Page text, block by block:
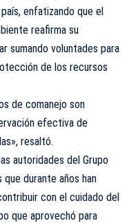
enfatizando que el
reafirma su
sumando voluntades para
de los recursos
de comanejo son
efectiva de
resaltó.
autoridades del Grupo
durante años han
con el cuidado del
que aprovechó para